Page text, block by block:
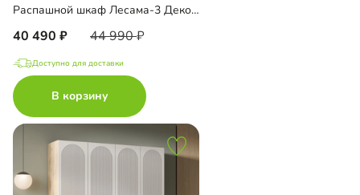
Распашной шкаф Лесама-3 Декор 1
40 490 44 990
Доступно для доставки
В корзину